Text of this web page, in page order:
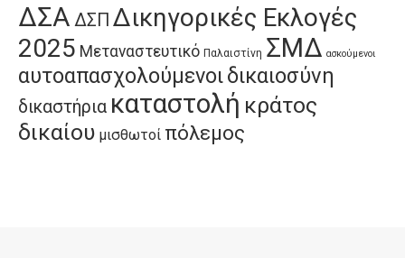
ΔΣΑ ΔΣΠ Δικηγορικές Εκλογές
2025 Μεταναστευτικό Παλαιστίνη ΣΜΔ ασκούμενοι
αυτοαπασχολούμενοιδικαιοσύνη
δικαστήρια καταστολή κράτος
δικαίου μισθωτοί πόλεμος